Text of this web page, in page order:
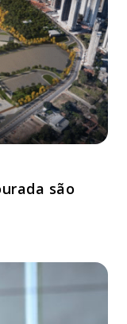
são